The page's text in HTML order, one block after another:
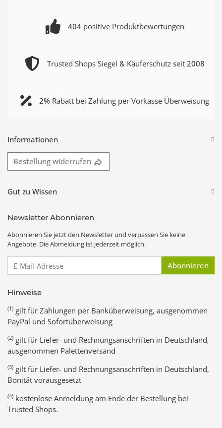
404positive Produktbewertungen
Trusted Shops Siegel & Käuferschutz seit 2008
2% Rabatt bei Zahlung per Vorkasse Überweisung
Informationen
Bestellung widerrufen
Gut zu Wissen
Newsletter Abonnieren
Abonnieren Sie jetzt den Newsletter und verpassen Sie keine
Angebote. Die Abmeldung ist jederzeit möglich.
E-Mail-Adresse Abonnieren
Hinweise
(1) gilt für Zahlungen per Banküberweisung, ausgenommen
PayPal und Sofortüberweisung
(2) gilt für Liefer- und Rechnungsanschriften in Deutschland,
ausgenommen Palettenversand
(3) gilt für Liefer- und Rechnungsanschriften in Deutschland,
Bonität vorausgesetzt
(4) kostenlose Anmeldung am Ende der Bestellung bei
Trusted Shops.